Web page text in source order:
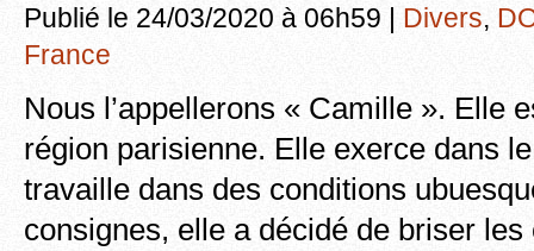
Publié le 24/03/2020 à 06h59 | Divers,
France
Nous l’appellerons « Camille ». Elle
région parisienne. Elle exerce dans
travaille dans des conditions
consignes, elle a décidé de briser